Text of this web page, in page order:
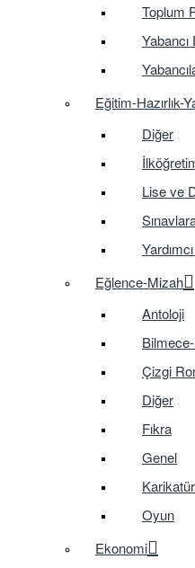
Toplum
Eğitim-Hazırlık-
Diğer
Lise ve
Eğlence-Mizah
Antoloji
Çizgi
Diğer
Fıkra
Genel
Karikatür
Oyun
Ekonomi